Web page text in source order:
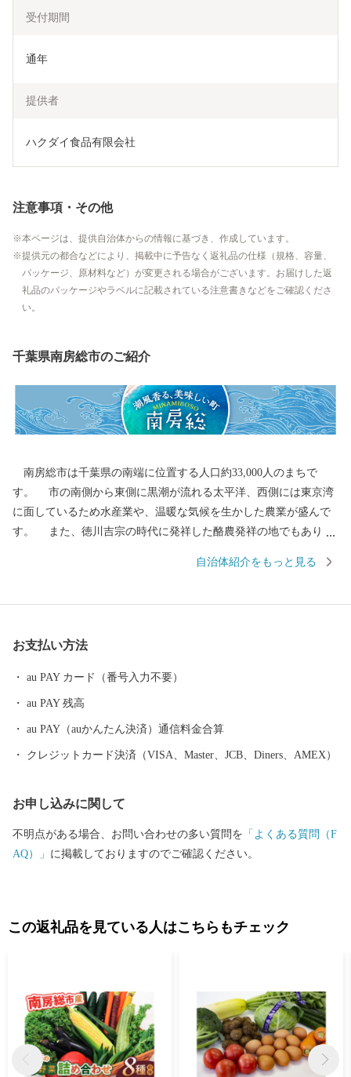
受付期間
通年
提供者
ハクダイ食品有限会社
注意事項・その他
本ページは、提供自治体からの情報に基づき、作成しています。
提供元の都合などにより、掲載中に予告なく返礼品の仕様（規格、容量、
パッケージ、原材料など）が変更される場合がございます。お届けした返
礼品のパッケージやラベルに記載されている注意書きなどをご確認くださ
い。
千葉県南房総市のご紹介
南房総市は千葉県の南端に位置する人口約33,000人のまちで
す。 市の南側から東側に黒潮が流れる太平洋、西側には東京湾
に面しているため水産業や、温暖な気候を生かした農業が盛んで
す。 また、徳川吉宗の時代に発祥した酪農発祥の地でもありま
わびは全国の市場を通じて食卓や料理店を賑わせています。 地元
治42年以来、天皇・皇后両陛下に献上が続いている最高級の枇杷
などもあります。 皆様からいただいたご寄附は、子ども医療費
自治体紹介をもっと見る
お支払い方法
au PAY カード（番号入力不要）
au PAY 残高
au PAY（auかんたん決済）通信料金合算
クレジットカード決済（VISA、Master、JCB、Diners、AMEX）
お申し込みに関して
不明点がある場合、お問い合わせの多い質問を 「よくある質問（F
AQ）」 に掲載しておりますのでご確認ください。
この返礼品を見ている人はこちらもチェック